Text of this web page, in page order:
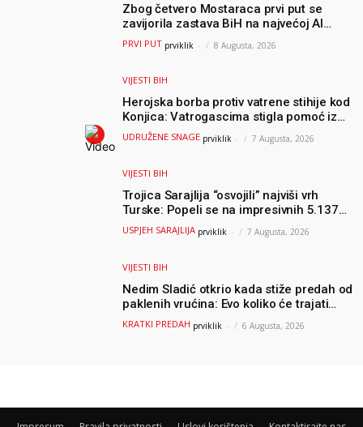
Zbog četvero Mostaraca prvi put se
zavijorila zastava BiH na najvećoj AI
olimpijadi, a sada je njihov mentor
postao član komiteta Međunarodne
PRVI PUT prviklik - 8 Augusta, 2026
VIJESTI BIH
Herojska borba protiv vatrene stihije kod
Konjica: Vatrogascima stigla pomoć iz
Sarajeva, helikopteri i Air Tractori
UDRUŽENE SNAGE prviklik - 7 Augusta, 2026
VIJESTI BIH
Trojica Sarajlija “osvojili” najviši vrh
Turske: Popeli se na impresivnih 5.137
metara
USPJEH SARAJLIJA prviklik - 7 Augusta, 2026
VIJESTI BIH
Nedim Sladić otkrio kada stiže predah od
paklenih vrućina: Evo koliko će trajati
osvježenje u BiH
KRATKI PREDAH prviklik - 6 Augusta, 2026